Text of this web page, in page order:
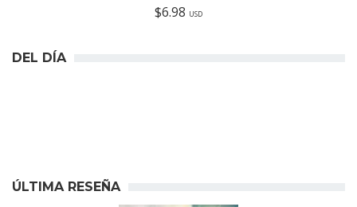
$6.98 USD
DEL DÍA
ÚLTIMA RESEÑA